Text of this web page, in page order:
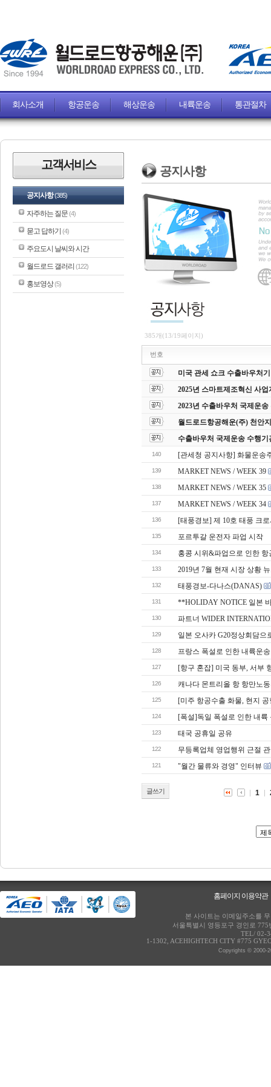
회사소개 항공운송 해상운송 내륙운송 통관절차
고객서비스
공지사항(385)
자주하는 질문(4)
묻고 답하기 (4)
주요도시 날씨와 시간
월드로드 갤러리 (122)
홍보영상(5)
공지사항
385개(13/19페이지)
번호
미국 관세 쇼크 수출바우처
2025년 스마트제조혁신 사업
2023년 수출바우처 국제운
월드로드항공해운(주) 천안
수출바우처 국제운송 수행기
140 [관세청 공지사항] 화물운송
139 MARKET NEWS / WEEK 39
138 MARKET NEWS / WEEK 35
137 MARKET NEWS / WEEK 34
136 [태풍경보] 제 10호 태풍 크
135 포르투갈 운전자 파업 시작
134 홍콩 시위&파업으로 인한 항
133 2019년 7월 현재 시장 상황
132 태풍경보-다나스(DANAS)
131 **HOLIDAY NOTICE 일본
130 파트너 WIDER
129 일본 오사카 G20정상회담으
128 프랑스 폭설로 인한 내륙운
127 [항구 혼잡] 미국 동부, 서부
126 캐나다 몬트리올 항 항만노
125 [미주 항공수출 화물, 현지
124 [폭설]독일 폭설로 인한 내륙
123 태국 공휴일 공유
122 무등록업체 영업행위 근절
121 "월간 물류와 경영" 인터뷰
글쓰기 1
홈페이지 이용약관
본 사이트는 이메일주소를
서울특별시 영등포구 경인로
TEL/ 02-
1-1302, ACEHIGHTECH CITY #775
Copyrights © 2000-